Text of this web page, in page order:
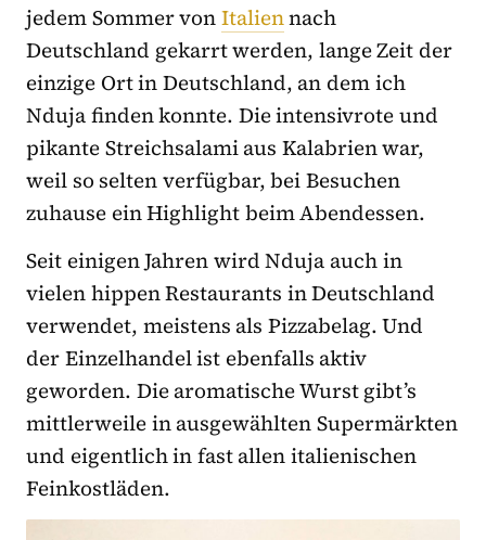
jedem Sommer vonItaliennach
Deutschland gekarrt werden, lange Zeit der
einzige Ort in Deutschland, an dem ich
Nduja finden konnte. Die intensivrote und
pikante Streichsalami aus Kalabrien war,
weil so selten verfügbar, bei Besuchen
zuhause ein Highlight beim Abendessen.
Seit einigen Jahren wird Nduja auch in
vielen hippen Restaurants in Deutschland
verwendet, meistens als Pizzabelag. Und
der Einzelhandel ist ebenfalls aktiv
geworden. Die aromatische Wurst gibt’s
mittlerweile in ausgewählten Supermärkten
und eigentlich in fast allen italienischen
Feinkostläden.